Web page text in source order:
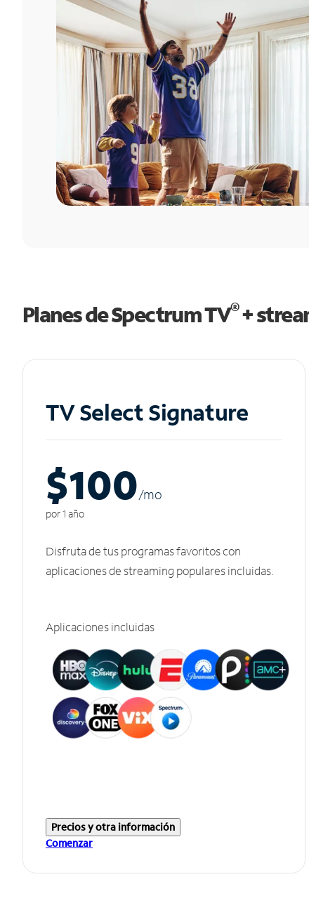
Planes de Spectrum TV®+
TV Select Signature
$100/mo
por 1 año
Disfruta de tus programas favoritos con
aplicaciones de streaming populares incluidas.
Aplicaciones incluidas
Precios y otra información
Comenzar